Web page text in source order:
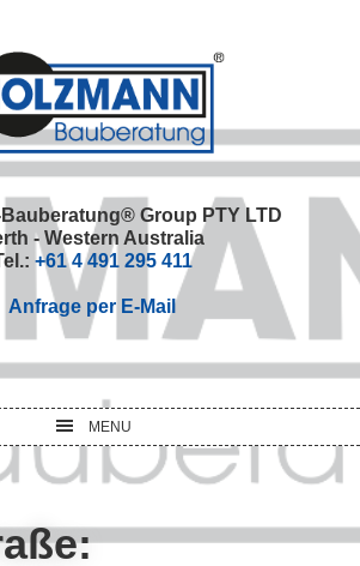
Group PTY LTD
- Western Australia
+61 4 491 295 411
Anfrage per E-Mail
MENU